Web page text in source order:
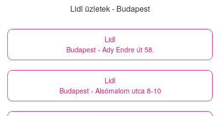
Lidl üzletek - Budapest
Lidl
Budapest - Ady Endre út 58.
Lidl
Budapest - Alsómalom utca 8-10